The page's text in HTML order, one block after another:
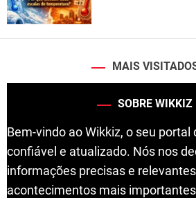
MAIS
SOBRE WIKKIZ
Bem-vindo ao Wikkiz, o seu portal
confiável e atualizado. Nós nos
informações precisas e
acontecimentos mais